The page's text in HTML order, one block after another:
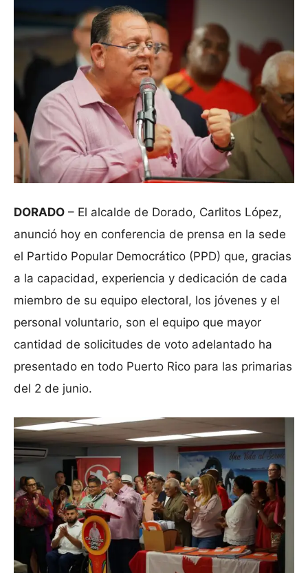
DORADO – El alcalde de Dorado, Carlitos López,
anunció hoy en conferencia de prensa en la sede
el Partido Popular Democrático (PPD) que, gracias
a la capacidad, experiencia y dedicación de cada
miembro de su equipo electoral, los jóvenes y el
personal voluntario, son el equipo que mayor
cantidad de solicitudes de voto adelantado ha
presentado en todo Puerto Rico para las primarias
del 2 de junio.